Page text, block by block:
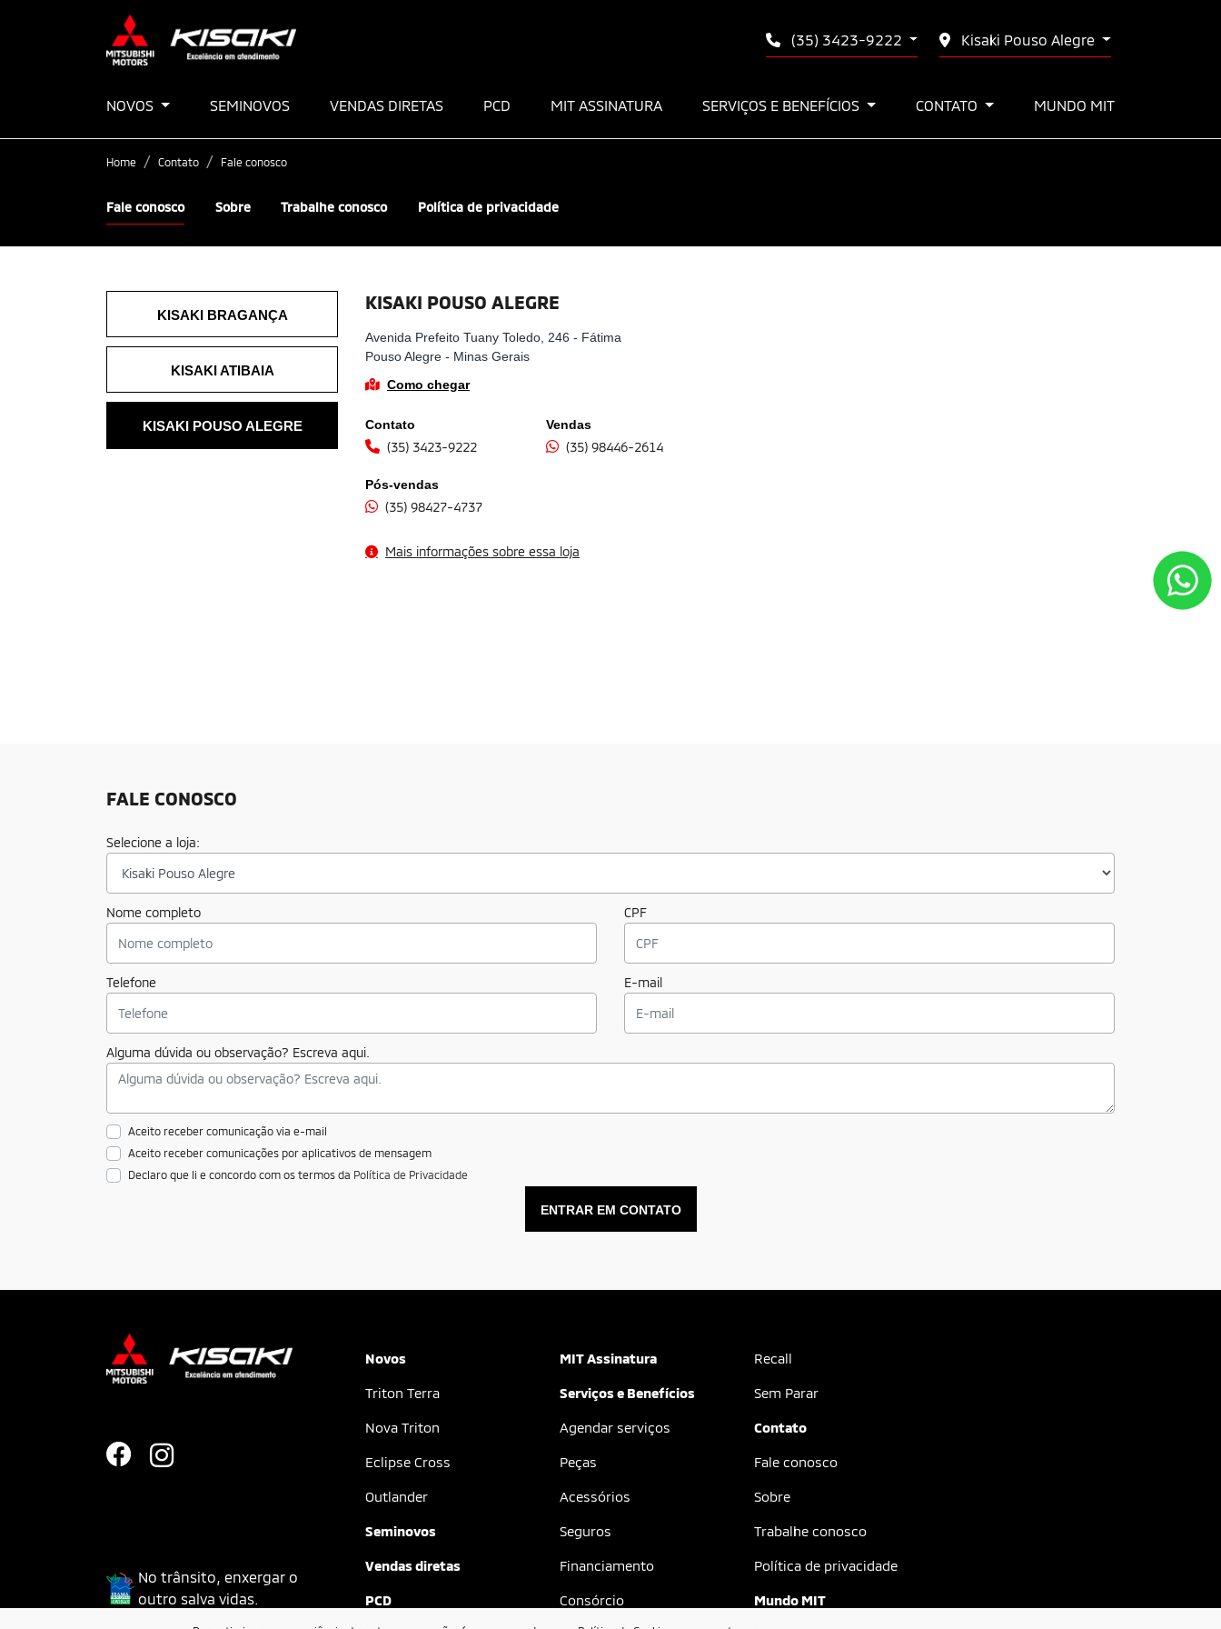
(35) 3423-9222 Kisaki Pouso Alegre
NOVOS SEMINOVOS VENDAS DIRETAS PCD MIT ASSINATURA SERVIÇOS E BENEFÍCIOS CONTATO MUNDO MIT
Home Contato Fale conosco
Fale conosco Sobre Trabalhe conosco Política de privacidade
KISAKI BRAGANÇA
KISAKI ATIBAIA
KISAKI POUSO ALEGRE
KISAKI POUSO ALEGRE
Avenida Prefeito Tuany Toledo, 246 - Fátima
Pouso Alegre - Minas Gerais
Como chegar
Contato
(35) 3423-9222
Vendas
(35) 98446-2614
Pós-vendas
(35) 98427-4737
Mais informações sobre essa loja
FALE CONOSCO
Selecione a loja:
Nome completo CPF
Telefone E-mail
Alguma dúvida ou observação? Escreva aqui.
Aceito receber comunicação via e-mail
Aceito receber comunicações por aplicativos de mensagem
Declaro que li e concordo com os termos da Política de Privacidade
ENTRAR EM CONTATO
No trânsito, enxergar o
outro salva vidas.
Novos
Triton Terra
Nova Triton
Eclipse Cross
Outlander
Seminovos
Vendas diretas
PCD
MIT Assinatura
Serviços e Benefícios
Agendar serviços
Peças
Acessórios
Seguros
Financiamento
Consórcio
Recall
Sem Parar
Contato
Fale conosco
Sobre
Trabalhe conosco
Política de privacidade
Mundo MIT